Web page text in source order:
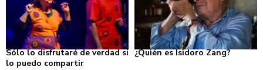
Sólo lo disfrutaré de verdad si
lo puedo compartir
¿Quién es Isidoro Zang?